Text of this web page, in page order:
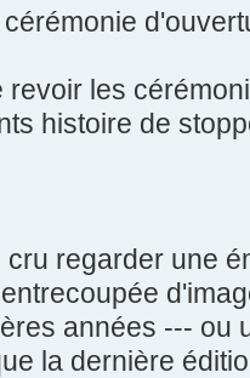
revoir les
histoire de
cru regarder une
années --- ou
la dernière